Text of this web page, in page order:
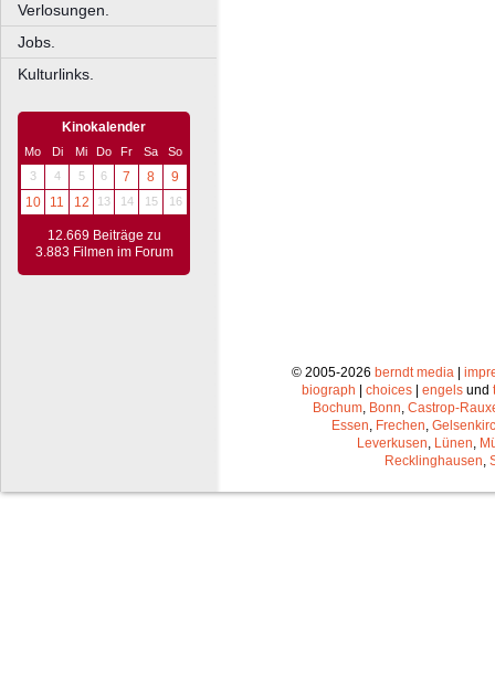
Verlosungen.
Jobs.
Kulturlinks.
Kinokalender
Mo Di Mi Do Fr Sa
So
3
4 5 6 7 8
9
10
11 12 13 14 15 16
12.669 Beiträge zu
3.883 Filmen im Forum
© 2005-2026 berndt media|
biograph
choices engels und
Bochum, Bonn, Castrop-
Essen, Frechen,
Leverkusen, Lünen,
Recklinghausen,